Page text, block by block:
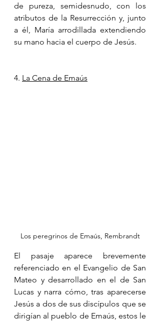
de pureza, semidesnudo, con los
atributos de la Resurrección y, junto
a él, María arrodillada extendiendo
su mano hacia el cuerpo de Jesús.
4. La Cena de Emaús
Los peregrinos de Emaús, Rembrandt
El pasaje aparece brevemente
referenciado en el Evangelio de San
Mateo y desarrollado en el de San
Lucas y narra cómo, tras aparecerse
Jesús a dos de sus discípulos que se
dirigían al pueblo de Emaús, estos le